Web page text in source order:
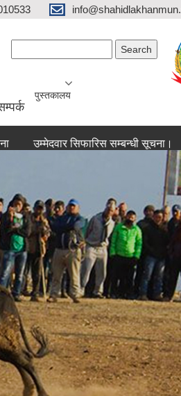
पुस्तकालय
सिफारिस सम्बन्धी सूचना।